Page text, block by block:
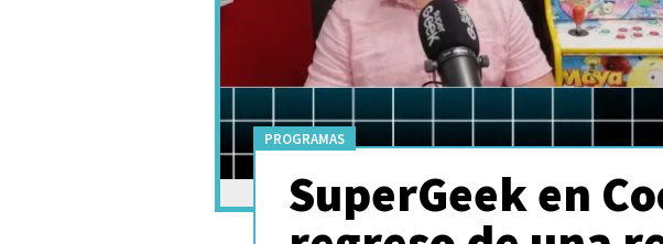
PROGRAMAS
SuperGeek en